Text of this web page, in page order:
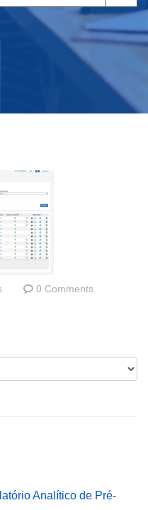
0 Comments
Analítico de Pré-